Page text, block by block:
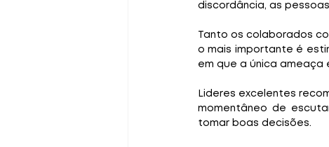
discordância, as
Tanto os colaborados
o mais importante é
em que a única ameaça
Lideres excelentes
momentâneo de
tomar boas decisões.